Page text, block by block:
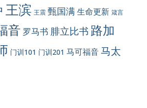
王滨 王震 甄国满生命更新 箴言
音 罗马书 腓立比书 路加
门训101 门训201 马可福音马太